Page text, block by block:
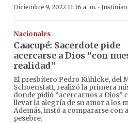
Diciembre 9, 2022 11:36 a. m. ·
Nacionales
Caacupé: Sacerdote pide
acercarse a Dios “con
realidad”
El presbítero Pedro Kühlcke, del
Schoenstatt, realizó la primera
donde pidió “acercarnos a Dios”
llevar la alegría de su amor a los
Además, instó a compararse con
pesebre.